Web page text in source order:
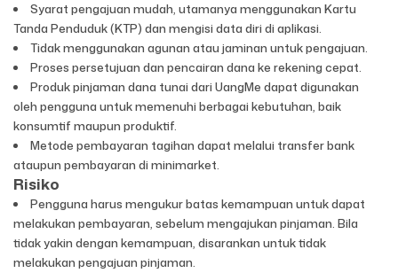
Syarat pengajuan mudah, utamanya menggunakan Kartu
Tanda Penduduk (KTP) dan mengisi data diri di aplikasi.
Tidak menggunakan agunan atau jaminan untuk pengajuan.
Proses persetujuan dan pencairan dana ke rekening cepat.
Produk pinjaman dana tunai dari UangMe dapat digunakan
oleh pengguna untuk memenuhi berbagai kebutuhan, baik
konsumtif maupun produktif.
Metode pembayaran tagihan dapat melalui transfer bank
ataupun pembayaran di minimarket.
Risiko
Pengguna harus mengukur batas kemampuan untuk dapat
melakukan pembayaran, sebelum mengajukan pinjaman. Bila
tidak yakin dengan kemampuan, disarankan untuk tidak
melakukan pengajuan pinjaman.